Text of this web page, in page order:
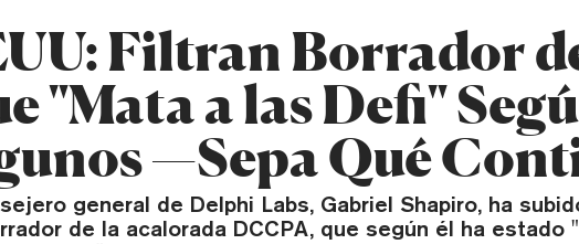
Filtran Borrador
"Mata a las Defi"
—Sepa Qué
general de Delphi Labs, Gabriel Shapiro, ha
de la acalorada DCCPA, que según él ha estado